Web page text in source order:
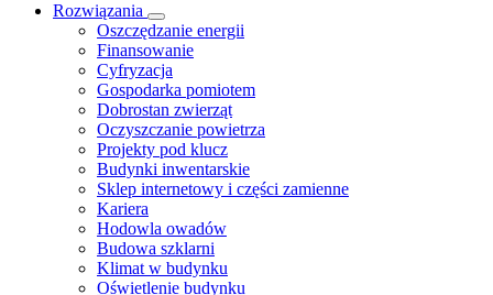
Rozwiązania
​Oszczędzanie energii
Finansowanie
Cyfryzacja
Gospodarka pomiotem
Dobrostan zwierząt
Oczyszczanie powietrza
Projekty pod klucz
Budynki inwentarskie
Sklep internetowy i części zamienne
Kariera
Hodowla owadów
Budowa szklarni
Klimat w budynku
Oświetlenie budynku